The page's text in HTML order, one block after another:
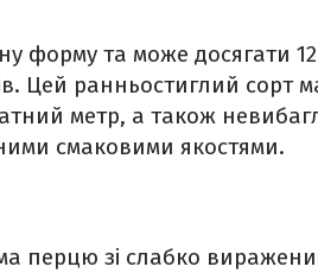
форму та може досягати
Цей ранньостиглий сорт
метр, а також
смаковими якостями.
перцю зі слабко